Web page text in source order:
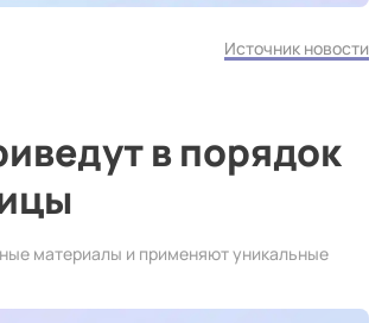
Источник новости
в порядок
материалы и применяют уникальные